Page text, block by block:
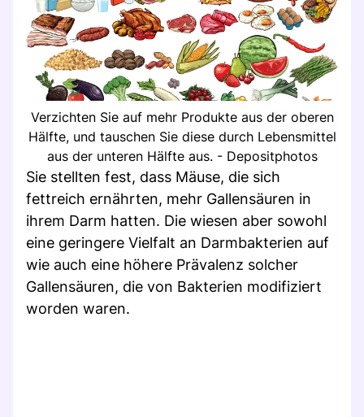
Verzichten Sie auf mehr Produkte aus der oberen
Hälfte, und tauschen Sie diese durch Lebensmittel
aus der unteren Hälfte aus. - Depositphotos
Sie stellten fest, dass Mäuse, die sich
fettreich ernährten, mehr Gallensäuren in
ihrem Darm hatten. Die wiesen aber sowohl
eine geringere Vielfalt an Darmbakterien auf
wie auch eine höhere Prävalenz solcher
Gallensäuren, die von Bakterien modifiziert
worden waren.